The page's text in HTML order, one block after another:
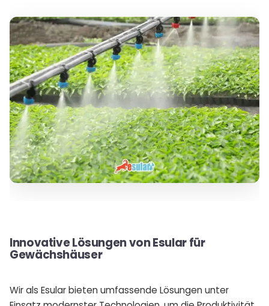
Innovative Lösungen von Esular für
Gewächshäuser
Wir als Esular bieten umfassende Lösungen unter